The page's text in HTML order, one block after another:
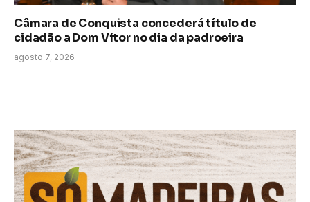
Câmara de Conquista concederá título de
cidadão a Dom Vítor no dia da padroeira
agosto 7, 2026